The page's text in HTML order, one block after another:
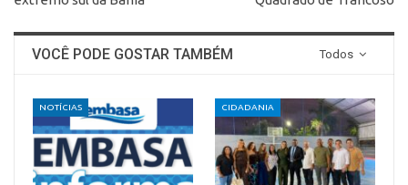
Todos
VOCÊ PODE GOSTAR TAMBÉM
NOTÍCIAS CIDADANIA